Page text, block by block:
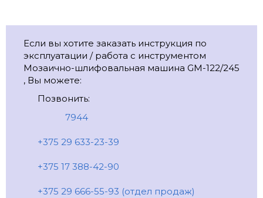
Если вы хотите заказать инструкция по
эксплуатации / работа с инструментом
Мозаично-шлифовальная машина GM-122/245
, Вы можете:
Позвонить:
7944
+375 29 633-23-39
+375 17 388-42-90
+375 29 666-55-93 (отдел продаж)